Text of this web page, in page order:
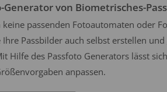
Generator von Biometrisches-
keine passenden Fotoautomaten oder
Ihre Passbilder auch selbst erstellen
Hilfe des Passfoto Generators lässt
anpassen.